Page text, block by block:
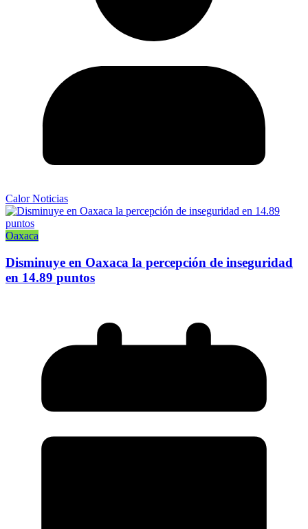
Calor Noticias
Oaxaca
Disminuye en Oaxaca la percepción de inseguridad
en 14.89 puntos